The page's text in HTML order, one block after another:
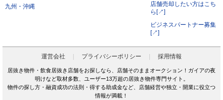
九州・沖縄
店舗売却したい方はこち
ら[↗]
ビジネスパートナー募集
[↗]
運営会社 プライバシーポリシー 採用情報
居抜き物件・飲食居抜き店舗をお探しなら、店舗そのままオークション！ガイアの夜
明けなど取材多数、ユーザー13万超の居抜き物件専門サイト。
物件の探し方・融資成功の法則・得する助成金など、店舗経営や独立・開業に役立つ
情報が満載！